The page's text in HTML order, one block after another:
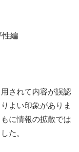
性編
されて内容が誤認
よい印象がありま
に情報の拡散では
た。